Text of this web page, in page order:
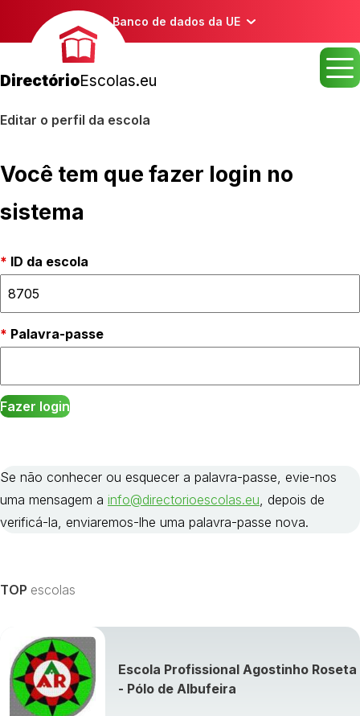
Banco de dados da UE
DirectórioEscolas.eu
Editar o perfil da escola
Você tem que fazer login no
sistema
ID da escola
Palavra-passe
Se não conhecer ou esquecer a palavra-passe, evie-nos
uma mensagem a info@directorioescolas.eu, depois de
verificá-la, enviaremos-lhe uma palavra-passe nova.
TOP escolas
Escola Profissional Agostinho Roseta
- Pólo de Albufeira